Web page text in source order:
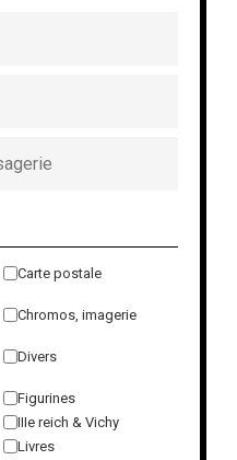
Carte postale
Chromos, imagerie
Divers
Figurines
IIIe reich & Vichy
Livres